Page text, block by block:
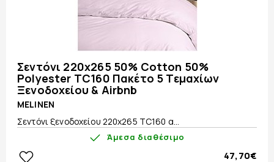
Σεντόνι 220x265 50% Cotton 50%
Polyester TC160 Πακέτο 5 Τεμαχίων
Ξενοδοχείου & Airbnb
MELINEN
Σεντόνι ξενοδοχείου 220x265 TC160 α...
Άμεσα διαθέσιμο
47,70€